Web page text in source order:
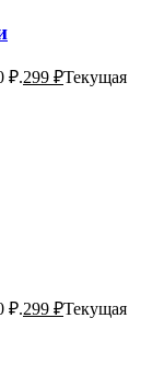
₽.299 ₽Текущая
₽.299 ₽Текущая